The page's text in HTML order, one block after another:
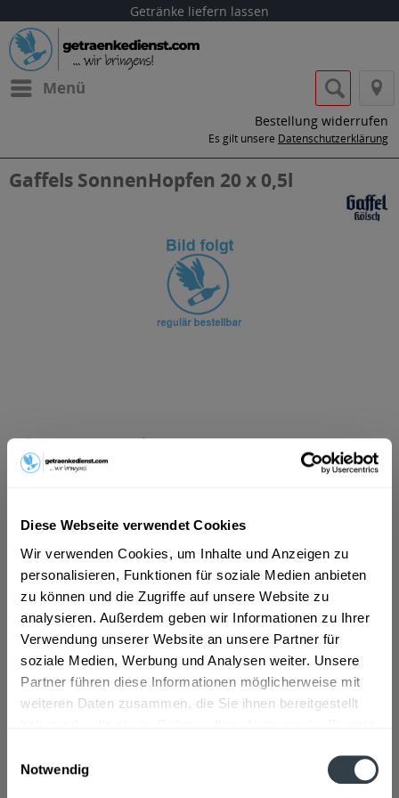
Diese Webseite verwendet Cookies
Wir verwenden Cookies, um Inhalte und Anzeigen zu
personalisieren, Funktionen für soziale Medien anbieten
zu können und die Zugriffe auf unsere Website zu
analysieren. Außerdem geben wir Informationen zu Ihrer
Verwendung unserer Website an unsere Partner für
soziale Medien, Werbung und Analysen weiter. Unsere
Partner führen diese Informationen möglicherweise mit
weiteren Daten zusammen, die Sie ihnen bereitgestellt
Notwendig
Getränke liefern lassen
Menü
Bestellung widerrufen
Es gilt unsere Datenschutzerklärung
Gaffels SonnenHopfen 20 x 0,5l
ab 22,49 € *
Inhalt:10 Liter (2,25 € * / 1 Liter)
MEHRWEG
+3,69 € Pfand
In denWarenkorb
Artikel-Nr.:
25774
Verfügbar in:
Beschreibung